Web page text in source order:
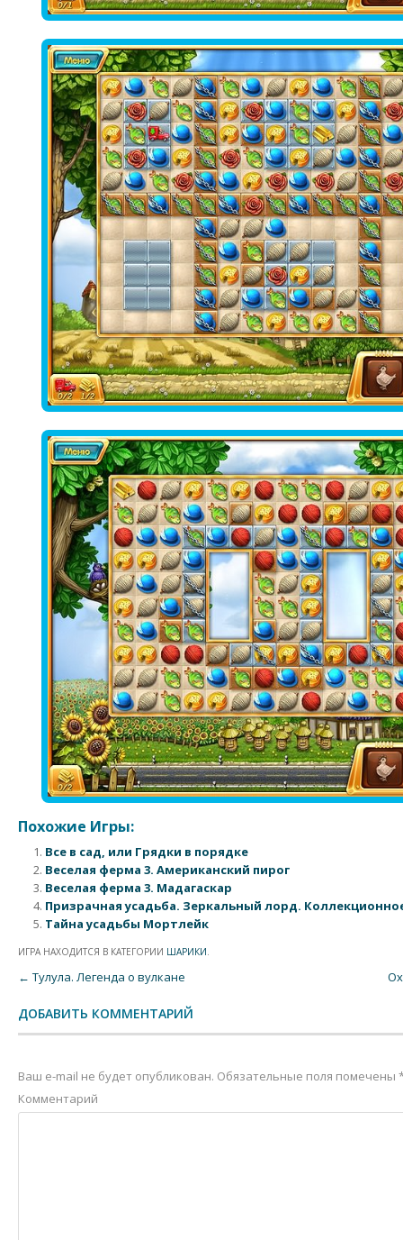
Похожие Игры:
Все в сад, или Грядки в порядке
Веселая ферма 3. Американский пирог
Веселая ферма 3. Мадагаскар
Призрачная усадьба. Зеркальный лорд.
Тайна усадьбы Мортлейк
ИГРА НАХОДИТСЯ В КАТЕГОРИИ ШАРИКИ.
Post navigation
← Тулула. Легенда о вулкане
ДОБАВИТЬ КОММЕНТАРИЙ
Ваш e-mail не будет опубликован. Обязательные поля помечены
Комментарий